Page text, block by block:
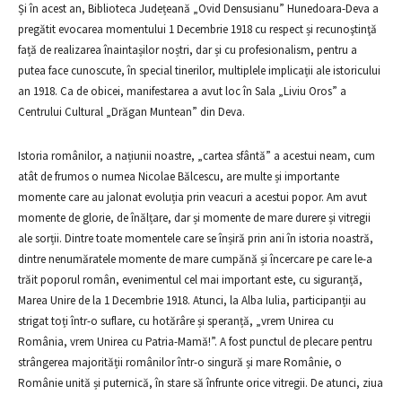
Și în acest an, Biblioteca Județeană „Ovid Densusianu” Hunedoara-Deva a
pregătit evocarea momentului 1 Decembrie 1918 cu respect și recunoştinţă
față de realizarea înaintașilor noștri, dar și cu profesionalism, pentru a
putea face cunoscute, în special tinerilor, multiplele implicații ale istoricului
an 1918. Ca de obicei, manifestarea a avut loc în Sala „Liviu Oros” a
Centrului Cultural „Drăgan Muntean” din Deva.
Istoria românilor, a națiunii noastre, „cartea sfântă” a acestui neam, cum
atât de frumos o numea Nicolae Bălcescu, are multe și importante
momente care au jalonat evoluția prin veacuri a acestui popor. Am avut
momente de glorie, de înălțare, dar și momente de mare durere și vitregii
ale sorții. Dintre toate momentele care se înșiră prin ani în istoria noastră,
dintre nenumăratele momente de mare cumpănă și încercare pe care le-a
trăit poporul român, evenimentul cel mai important este, cu siguranță,
Marea Unire de la 1 Decembrie 1918. Atunci, la Alba Iulia, participanții au
strigat toți într-o suflare, cu hotărâre și speranță, „vrem Unirea cu
România, vrem Unirea cu Patria-Mamă!”. A fost punctul de plecare pentru
strângerea majorității românilor într-o singură și mare Românie, o
Românie unită și puternică, în stare să înfrunte orice vitregii. De atunci, ziua